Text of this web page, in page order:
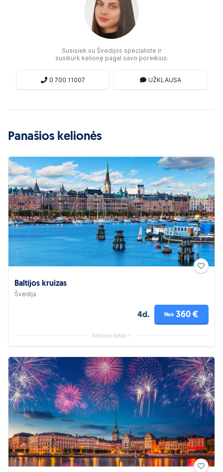
Susisiek su Švedijos specialiste ir
susikurk kelionę pagal savo poreikius:
0 700 11007 UŽKLAUSA
Panašios kelionės
Baltijos kruizas
Švedija
4d. Nuo 360 €
Kelionės datos